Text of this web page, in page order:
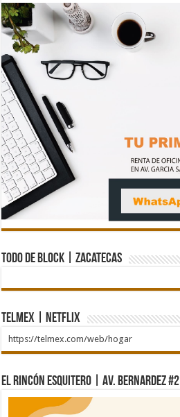
Todo de Block | Zacatecas
Telmex | Netflix
https://telmex.com/web/hogar
El Rincón Esquitero | Av. Bernardez #2